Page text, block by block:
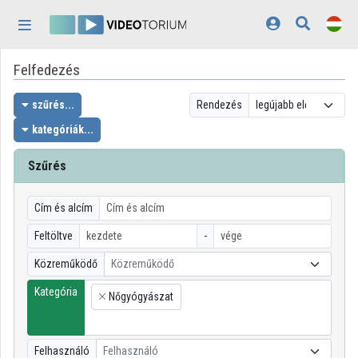
Kezdőlap
Bejelentkezés
Felfedezés
Kategóriák
Lejátszási listák
Intézmények
Közreműködők
világos
Felfedezés
szűrés...
kategóriák...
Rendezés
Szűrés
Cím és alcím
Feltöltve -
Közreműködő Közreműködő
Kategória
×
Nőgyógyászat
Felhasználó Felhasználó